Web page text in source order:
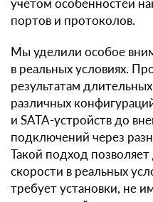
учётом особенностей
портов и протоколов.
Мы уделили особое
в реальных условиях.
результатам
различных
и SATA-устройств до
подключений через
Такой подход
скорости в реальных
требует установки, не